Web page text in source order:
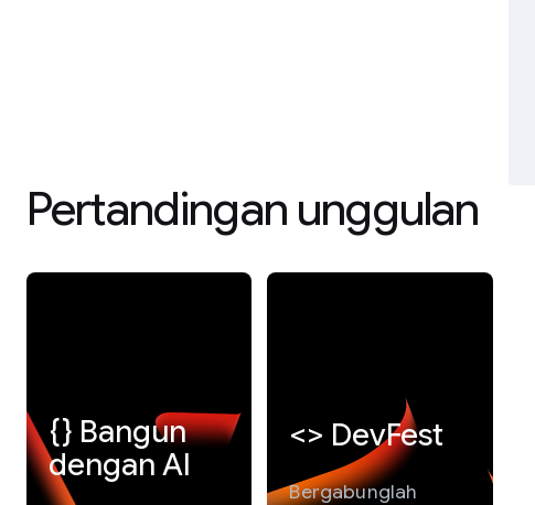
Pertandingan unggulan
{} Bangun
dengan AI
<> DevFest
Bergabunglah